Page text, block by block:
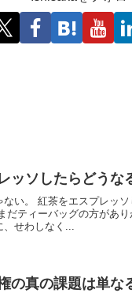
ッソしたらどうな
い。 紅茶をエスプレッ
だティーバッグの方があ
、せわしなく...
の真の課題は単な